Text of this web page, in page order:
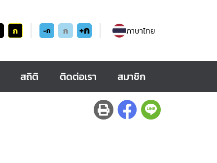
ก -ก ก +ก ภาษาไทย
สถิติ ติดต่อเรา สมาชิก